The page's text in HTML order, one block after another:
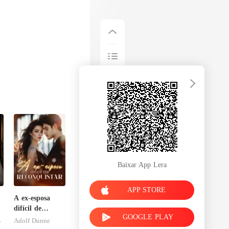
A ex-esposa
difícil de
reconquistar
Adolf Dunne
Baixar App Lera
APP STORE
GOOGLE PLAY